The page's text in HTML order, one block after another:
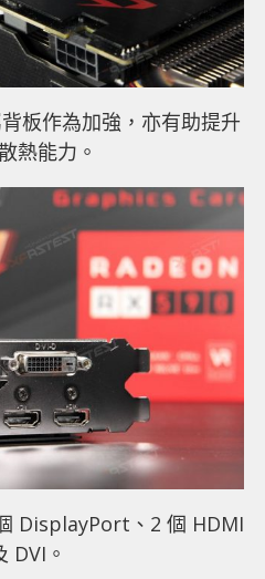
板作為加強，亦有助提升
熱能力。
DisplayPort、2 個 HDMI
DVI。